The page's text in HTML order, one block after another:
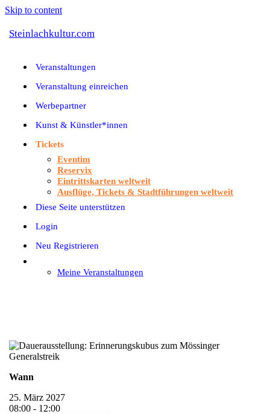
Skip to content
Steinlachkultur.com
Veranstaltungen
Veranstaltung einreichen
Werbepartner
Kunst & Künstler*innen
Tickets
Eventim
Reservix
Eintrittskarten weltweit
Ausflüge, Tickets & Stadtführungen weltweit
Diese Seite unterstützen
Login
Neu Registrieren
Meine Veranstaltungen
Wann
25. März 2027
08:00 - 12:00